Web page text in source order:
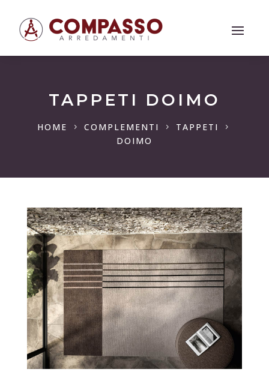
TAPPETI DOIMO
HOME 5 COMPLEMENTI 5 TAPPETI 5
DOIMO